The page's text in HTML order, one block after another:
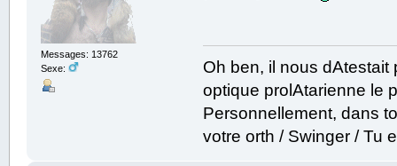
Messages: 13762
Sexe:
Oh ben, il nous
optique prolAtarienne le
Personnellement, dans
votre orth / Swinger / Tu